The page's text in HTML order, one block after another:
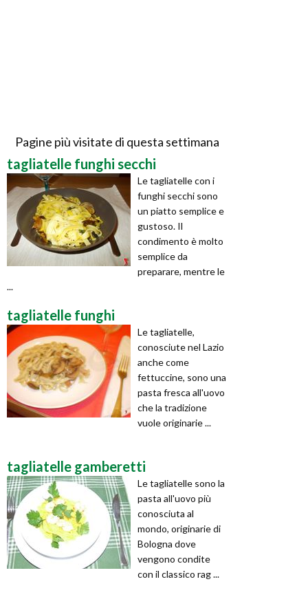
Pagine più visitate di questa settimana
tagliatelle funghi secchi
Le tagliatelle con i
funghi secchi sono
un piatto semplice e
gustoso. Il
condimento è molto
semplice da
preparare, mentre le
...
tagliatelle funghi
Le tagliatelle,
conosciute nel Lazio
anche come
fettuccine, sono una
pasta fresca all'uovo
che la tradizione
vuole originarie ...
tagliatelle gamberetti
Le tagliatelle sono la
pasta all'uovo più
conosciuta al
mondo, originarie di
Bologna dove
vengono condite
con il classico rag ...